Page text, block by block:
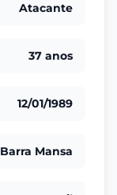
Atacante
37 anos
12/01/1989
Barra Mansa